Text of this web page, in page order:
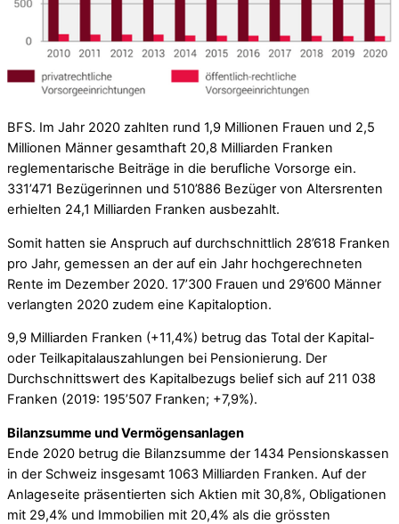
BFS. Im Jahr 2020 zahlten rund 1,9 Millionen Frauen und 2,5
Millionen Männer gesamthaft 20,8 Milliarden Franken
reglementarische Beiträge in die berufliche Vorsorge ein.
331’471 Bezügerinnen und 510’886 Bezüger von Altersrenten
erhielten 24,1 Milliarden Franken ausbezahlt.
Somit hatten sie Anspruch auf durchschnittlich 28’618 Franken
pro Jahr, gemessen an der auf ein Jahr hochgerechneten
Rente im Dezember 2020. 17’300 Frauen und 29’600 Männer
verlangten 2020 zudem eine Kapitaloption.
9,9 Milliarden Franken (+11,4%) betrug das Total der Kapital-
oder Teilkapitalauszahlungen bei Pensionierung. Der
Durchschnittswert des Kapitalbezugs belief sich auf 211 038
Franken (2019: 195’507 Franken; +7,9%).
Bilanzsumme und Vermögensanlagen
Ende 2020 betrug die Bilanzsumme der 1434 Pensionskassen
in der Schweiz insgesamt 1063 Milliarden Franken. Auf der
Anlageseite präsentierten sich Aktien mit 30,8%, Obligationen
mit 29,4% und Immobilien mit 20,4% als die grössten